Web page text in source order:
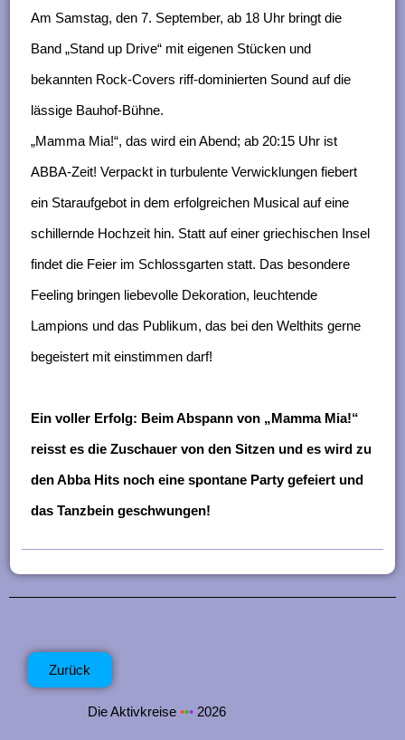
Am Samstag, den 7. September, ab 18 Uhr bringt die
Band „Stand up Drive“ mit eigenen Stücken und
bekannten Rock-Covers riff-dominierten Sound auf die
lässige Bauhof-Bühne.
„Mamma Mia!“, das wird ein Abend; ab 20:15 Uhr ist
ABBA-Zeit! Verpackt in turbulente Verwicklungen fiebert
ein Staraufgebot in dem erfolgreichen Musical auf eine
schillernde Hochzeit hin. Statt auf einer griechischen Insel
findet die Feier im Schlossgarten statt. Das besondere
Feeling bringen liebevolle Dekoration, leuchtende
Lampions und das Publikum, das bei den Welthits gerne
begeistert mit einstimmen darf!
Ein voller Erfolg: Beim Abspann von „Mamma Mia!“
reisst es die Zuschauer von den Sitzen und es wird zu
den Abba Hits noch eine spontane Party gefeiert und
das Tanzbein geschwungen!
Zurück
Die Aktivkreise •••2026